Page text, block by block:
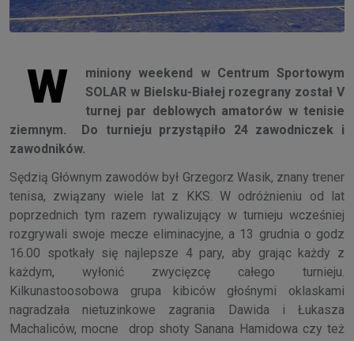
W
miniony weekend w Centrum Sportowym
SOLAR w Bielsku-Białej rozegrany został V
turnej par deblowych amatorów w tenisie
ziemnym. Do turnieju przystąpiło 24 zawodniczek i
zawodników.
Sędzią Głównym zawodów był Grzegorz Wasik, znany trener
tenisa, związany wiele lat z KKS. W odróżnieniu od lat
poprzednich tym razem rywalizujący w turnieju wcześniej
rozgrywali swoje mecze eliminacyjne, a 13 grudnia o godz
16.00 spotkały się najlepsze 4 pary, aby grając każdy z
każdym, wyłonić zwycięzcę całego turnieju.
Kilkunastoosobowa grupa kibiców głośnymi oklaskami
nagradzała nietuzinkowe zagrania Dawida i Łukasza
Machaliców, mocne drop shoty Sanana Hamidowa czy też